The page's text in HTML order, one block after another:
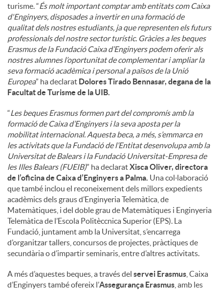
turisme. “És molt important comptar amb entitats com Caixa
d'Enginyers, disposades a invertir en una formació de
qualitat dels nostres estudiants, ja que representen els futurs
professionals del nostre sector turístic. Gràcies a les beques
Erasmus de la Fundació Caixa d’Enginyers podem oferir als
nostres alumnes l’oportunitat de complementar i ampliar la
seva formació acadèmica i personal a països de la Unió
Europea” ha declarat Dolores Tirado Bennasar, degana de la
Facultat de Turisme de la UIB.
“Les beques Erasmus formen part del compromís amb la
formació de Caixa d’Enginyers i la seva aposta per la
mobilitat internacional. Aquesta beca, a més, s’emmarca en
les activitats que la Fundació de l’Entitat desenvolupa amb la
Universitat de Balears i la Fundació Universitat-Empresa de
les Illes Balears (FUEIB)” ha declaratXisca Oliver, directora
de l’oficina de Caixa d’Enginyers a Palma. Una col·laboració
que també inclou el reconeixement dels millors expedients
acadèmics dels graus d’Enginyeria Telemàtica, de
Matemàtiques, i del doble grau de Matemàtiques i Enginyeria
Telemàtica de l’Escola Politèccnica Superior (EPS). La
Fundació, juntament amb la Universitat, s’encarrega
d’organitzar tallers, concursos de projectes, pràctiques de
secundària o d’impartir seminaris, entre d’altres activitats.
A més d’aquestes beques, a través del servei Erasmus , Caixa
d’Enginyers també ofereix l’Assegurança Erasmus , amb les